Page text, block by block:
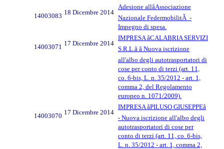
14003083 18 Dicembre 2014
Adesione allâAssociazione
Nazionale FedermobilitÃ -
Impegno di spesa.
14003071 17 Dicembre 2014
IMPRESA âCALABRIA SERVIZI
S.R.L.â â Nuova iscrizione
all'albo degli autotrasportatori di
cose per conto di terzi (art. 11,
co. 6-bis, L. n. 35/2012 - art. 1,
comma 2, del Regolamento
europeo n. 1071/2009).
14003070 17 Dicembre 2014
IMPRESA âPILUSO GIUSEPPEâ
- Nuova iscrizione all'albo degli
autotrasportatori di cose per
conto di terzi (art. 11, co. 6-bis,
L. n. 35/2012 - art. 1, comma 2,